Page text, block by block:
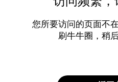
您所要访问的页面不
刷牛牛圈，稍